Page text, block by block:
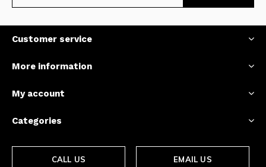
Customer service
More information
My account
Categories
CALL US EMAIL US